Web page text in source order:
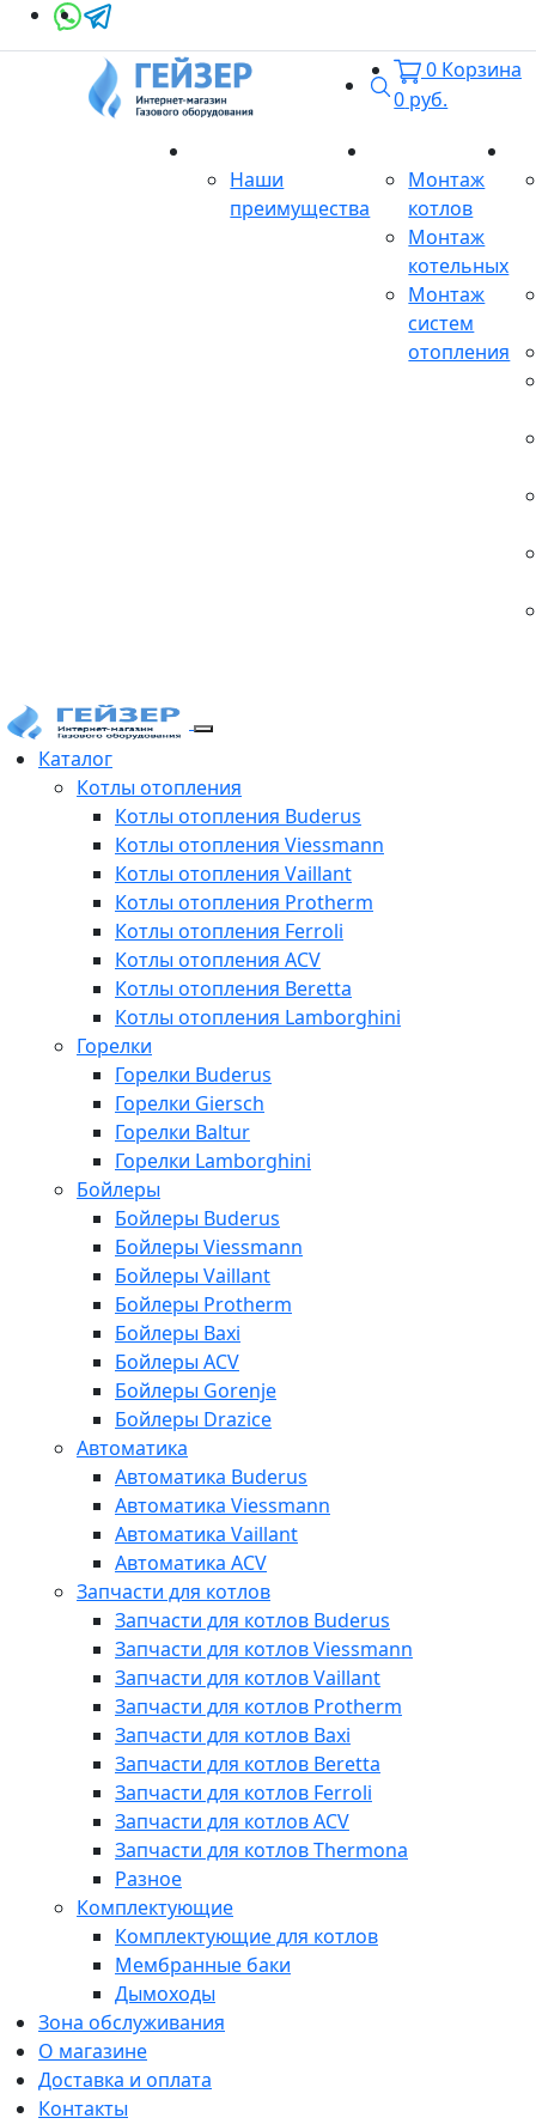
Поиск
0 Корзина
0 руб.
Наши
преимущества
Монтаж
котлов
Монтаж
котельных
Монтаж
систем
отопления
Каталог
Котлы отопления
Котлы отопления Buderus
Котлы отопления Viessmann
Котлы отопления Vaillant
Котлы отопления Protherm
Котлы отопления Ferroli
Котлы отопления ACV
Котлы отопления Beretta
Котлы отопления Lamborghini
Горелки
Горелки Buderus
Горелки Giersch
Горелки Baltur
Горелки Lamborghini
Бойлеры
Бойлеры Buderus
Бойлеры Viessmann
Бойлеры Vaillant
Бойлеры Protherm
Бойлеры Baxi
Бойлеры ACV
Бойлеры Gorenje
Бойлеры Drazice
Автоматика
Автоматика Buderus
Автоматика Viessmann
Автоматика Vaillant
Автоматика ACV
Запчасти для котлов
Запчасти для котлов Buderus
Запчасти для котлов Viessmann
Запчасти для котлов Vaillant
Запчасти для котлов Protherm
Запчасти для котлов Baxi
Запчасти для котлов Beretta
Запчасти для котлов Ferroli
Запчасти для котлов ACV
Запчасти для котлов Thermona
Разное
Комплектующие
Комплектующие для котлов
Мембранные баки
Дымоходы
Зона обслуживания
О магазине
Доставка и оплата
Контакты